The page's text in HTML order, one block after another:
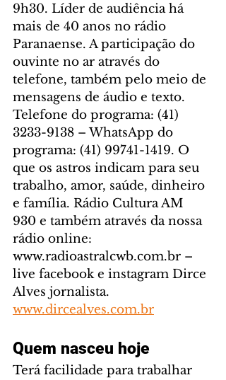
9h30. Líder de audiência há
mais de 40 anos no rádio
Paranaense. A participação do
ouvinte no ar através do
telefone, também pelo meio de
mensagens de áudio e texto.
Telefone do programa: (41)
3233-9138 – WhatsApp do
programa: (41) 99741-1419. O
que os astros indicam para seu
trabalho, amor, saúde, dinheiro
e família. Rádio Cultura AM
930 e também através da nossa
rádio online:
www.radioastralcwb.com.br –
live facebook e instagram Dirce
Alves jornalista.
www.dircealves.com.br
Quem nasceu hoje
Terá facilidade para trabalhar